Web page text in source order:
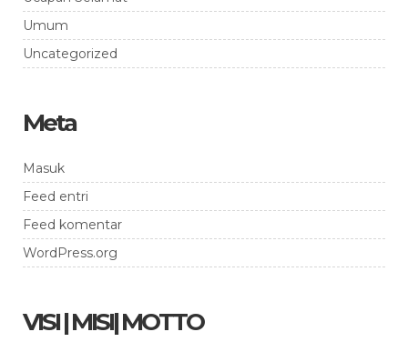
Umum
Uncategorized
Meta
Masuk
Feed entri
Feed komentar
WordPress.org
VISI | MISI| MOTTO